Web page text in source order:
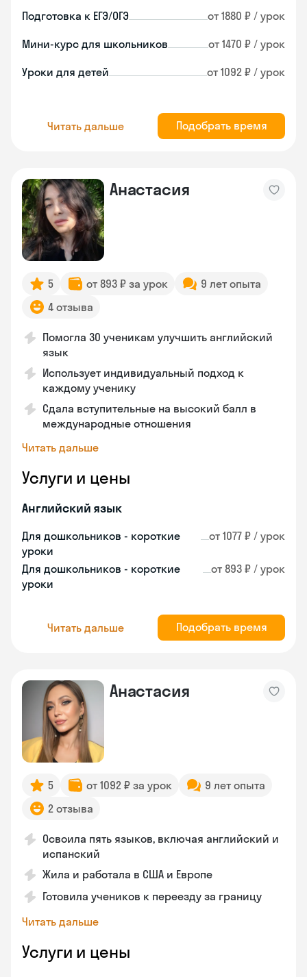
Подготовка к ЕГЭ/ОГЭ от 1880 ₽ / урок
Мини-курс для школьников от 1470 ₽ / урок
Уроки для детей от 1092 ₽ / урок
Читать дальше Подобрать время
Анастасия
5 от 893 ₽ за урок
9 лет опыта
4 отзыва
Помогла 30 ученикам улучшить английский
язык
Использует индивидуальный подход к
каждому ученику
Сдала вступительные на высокий балл в
международные отношения
Читать дальше
Услуги и цены
Английский язык
Для дошкольников - короткие
уроки
от 1077 ₽ / урок
Для дошкольников - короткие
уроки
от 893 ₽ / урок
Читать дальше Подобрать время
Анастасия
5 от 1092 ₽ за урок
9 лет опыта
2 отзыва
Освоила пять языков, включая английский и
испанский
Жила и работала в США и Европе
Готовила учеников к переезду за границу
Читать дальше
Услуги и цены